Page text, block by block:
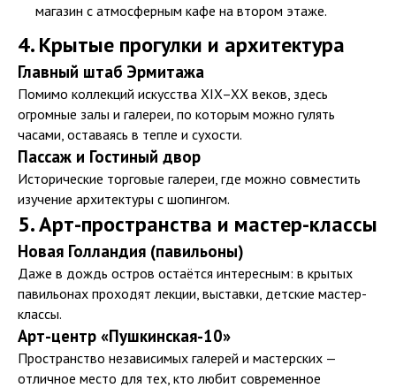
магазин с атмосферным кафе на втором этаже.
4. Крытые прогулки и архитектура
Главный штаб Эрмитажа
Помимо коллекций искусства XIX–XX веков, здесь
огромные залы и галереи, по которым можно гулять
часами, оставаясь в тепле и сухости.
Пассаж и Гостиный двор
Исторические торговые галереи, где можно совместить
изучение архитектуры с шопингом.
5. Арт-пространства и мастер-классы
Новая Голландия (павильоны)
Даже в дождь остров остаётся интересным: в крытых
павильонах проходят лекции, выставки, детские мастер-
классы.
Арт-центр «Пушкинская-10»
Пространство независимых галерей и мастерских —
отличное место для тех, кто любит современное